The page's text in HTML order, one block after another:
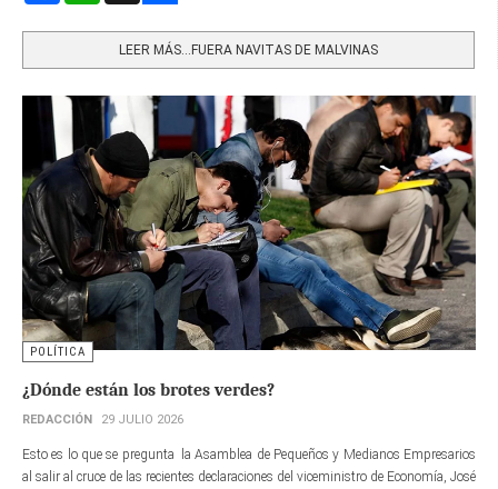
LEER MÁS…FUERA NAVITAS DE MALVINAS
POLÍTICA
¿Dónde están los brotes verdes?
REDACCIÓN 29 JULIO 2026
Esto es lo que se pregunta la Asamblea de Pequeños y Medianos Empresarios
al salir al cruce de las recientes declaraciones del viceministro de Economía, José